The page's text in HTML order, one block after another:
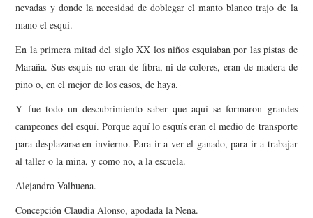
nevadas y donde la necesidad de doblegar el manto blanco trajo de la
mano el esquí.
En la primera mitad del siglo XX los niños esquiaban por las pistas de
Maraña. Sus esquís no eran de fibra, ni de colores, eran de madera de
pino o, en el mejor de los casos, de haya.
Y fue todo un descubrimiento saber que aquí se formaron grandes
campeones del esquí. Porque aquí lo esquís eran el medio de transporte
para desplazarse en invierno. Para ir a ver el ganado, para ir a trabajar
al taller o la mina, y como no, a la escuela.
Alejandro Valbuena.
Concepción Claudia Alonso, apodada la Nena.